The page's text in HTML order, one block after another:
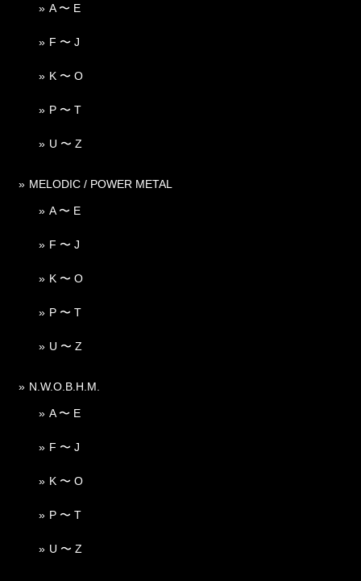
A 〜 E
F 〜 J
K 〜 O
P 〜 T
U 〜 Z
MELODIC / POWER METAL
A 〜 E
F 〜 J
K 〜 O
P 〜 T
U 〜 Z
N.W.O.B.H.M.
A 〜 E
F 〜 J
K 〜 O
P 〜 T
U 〜 Z